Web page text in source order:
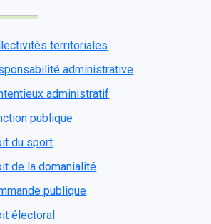
territoriales
administrative
administratif
publique
du sport
de la domanialité
publique
électoral